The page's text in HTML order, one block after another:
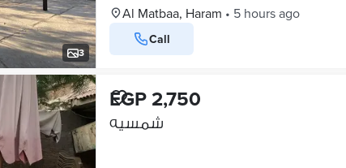
3
Al Matbaa, Haram • 5 hours ago
Call
EGP 2,750
شمسيه